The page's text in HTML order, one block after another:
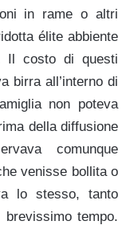
in rame o altri
élite abbiente
Il costo di questi
birra all’interno di
non poteva
della diffusione
comunque
venisse bollita o
lo stesso, tanto
tempo.